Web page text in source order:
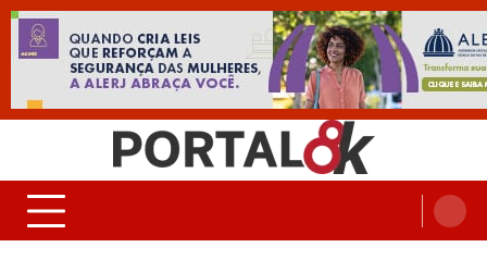
content
Portal 8K – Seu portal de